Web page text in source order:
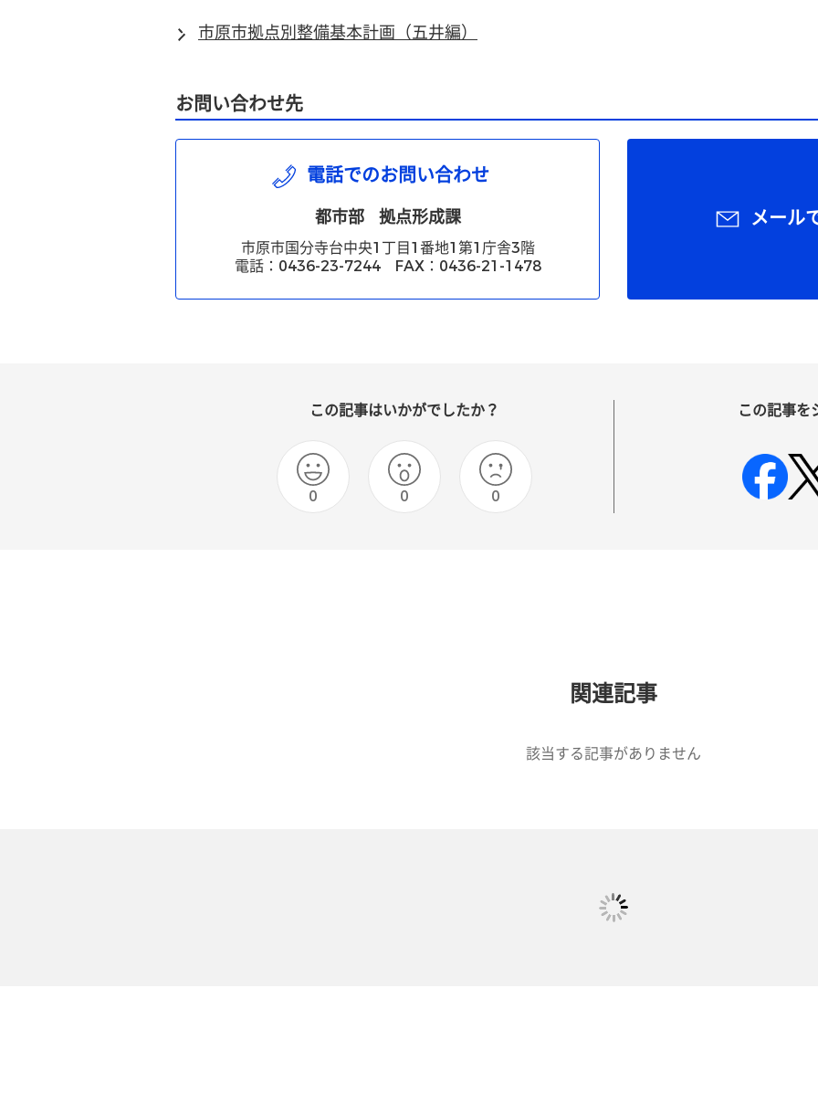
市原市拠点別整備基本計画（五井編）
お問い合わせ先
電話でのお問い合わせ
都市部 拠点形成課
市原市国分寺台中央1丁目1番地1第1庁舎3階
電話：0436-23-7244 FAX：0436-21-1478
メール
この記事はいかがでしたか？
0 0 0
この記事を
関連記事
該当する記事がありません